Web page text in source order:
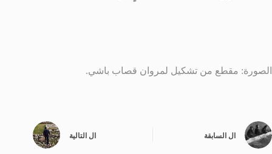
الصورة: مقطع من تشكيل لمروان قصاب باشي.
ال السابقة ال التالية